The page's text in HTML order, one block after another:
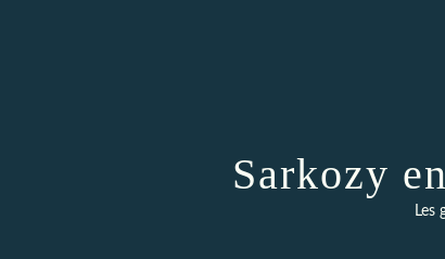
Sarkozy
Les